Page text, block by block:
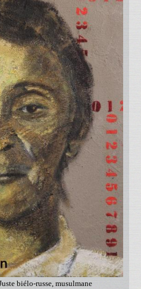
biélo-russe, musulmane